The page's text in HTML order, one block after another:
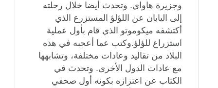
وجزيرة هاواي. وتحدث أيضا خلال رحلته
إلى اليابان عن اللؤلؤ المستزرع الذي
أكتشفه ميكوموتو الذي قام بأول عملية
استزراع للؤلؤ.وكتب عما أعجبه في هذه
البلاد من تقاليد وعادات مختلفة، وتشابهها
مع عادات الدول الأخرى. وتحدث في
الكتاب عن اعتزازه بكونه أول صحفي